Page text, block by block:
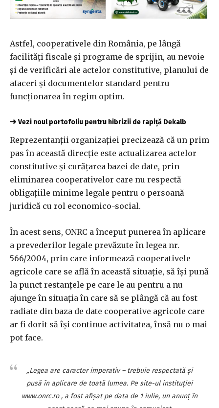
Astfel, cooperativele din România, pe lângă
facilităţi fiscale şi programe de sprijin, au nevoie
şi de verificări ale actelor constitutive, planului de
afaceri şi documentelor standard pentru
funcţionarea în regim optim.
➜ Vezi noul portofoliu pentru hibrizii de rapiță Dekalb
Reprezentanţii organizaţiei precizează că un prim
pas în această direcţie este actualizarea actelor
constitutive şi curăţarea bazei de date, prin
eliminarea cooperativelor care nu respectă
obligaţiile minime legale pentru o persoană
juridică cu rol economico-social.
În acest sens, ONRC a început punerea în aplicare
a prevederilor legale prevăzute în legea nr.
566/2004, prin care informează cooperativele
agricole care se află în această situaţie, să îşi pună
la punct restanţele pe care le au pentru a nu
ajunge în situaţia în care să se plângă că au fost
radiate din baza de date cooperative agricole care
ar fi dorit să îşi continue activitatea, însă nu o mai
pot face.
„Legea are caracter imperativ – trebuie respectată şi
pusă în aplicare de toată lumea. Pe site-ul instituţiei
www.onrc.ro , a fost afişat pe data de 1 iulie, un anunţ în